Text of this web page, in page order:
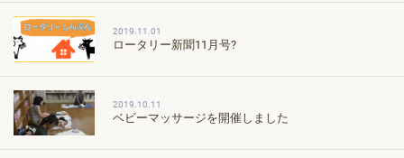
2019.11.01
ロータリー新聞11月号?
2019.10.11
ベビーマッサージを開催しました